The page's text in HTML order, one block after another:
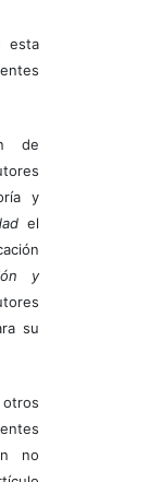
esta
de
y
el
y
su
no